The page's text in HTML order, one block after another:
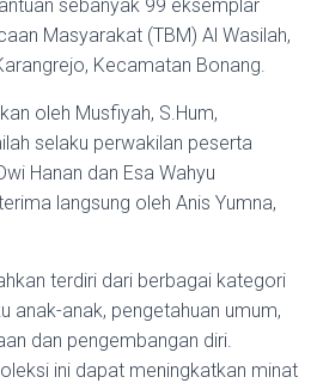
sebanyak 99 eksemplar
Masyarakat (TBM) Al Wasilah,
Kecamatan Bonang.
oleh Musfiyah, S.Hum,
selaku perwakilan peserta
Hanan dan Esa Wahyu
langsung oleh Anis Yumna,
terdiri dari berbagai kategori
anak-anak, pengetahuan umum,
dan pengembangan diri.
ini dapat meningkatkan minat